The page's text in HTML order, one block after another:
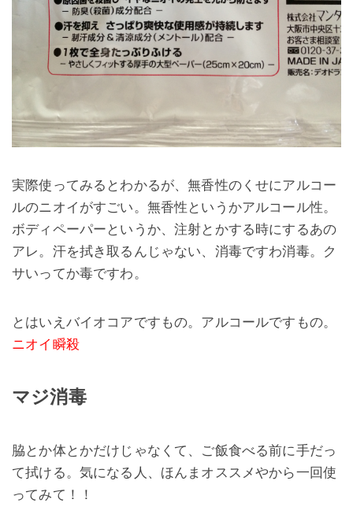
実際使ってみるとわかるが、無香性のくせにアルコー
ルのニオイがすごい。 無香性というかアルコール性。
ボディペーパーというか、注射とかする時にするあの
アレ。汗を拭き取るんじゃない、消毒ですわ消毒。ク
サいってか毒ですわ。
とはいえバイオコアですもの。アルコールですもの。
ニオイ瞬殺
マジ消毒
脇とか体とかだけじゃなくて、ご飯食べる前に手だっ
て拭ける。気になる人、ほんまオススメやから一回使
ってみて！！